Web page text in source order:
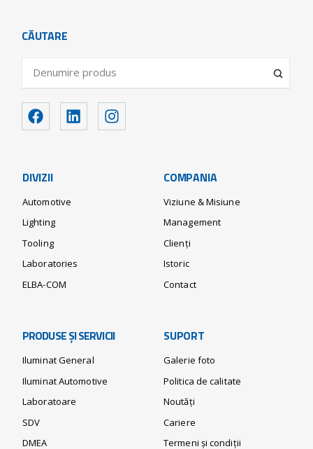
CĂUTARE
DIVIZII
Automotive
Lighting
Tooling
Laboratories
ELBA-COM
COMPANIA
Viziune & Misiune
Management
Clienți
Istoric
Contact
PRODUSE ȘI SERVICII
Iluminat General
Iluminat Automotive
Laboratoare
SDV
DMEA
SUPORT
Galerie foto
Politica de calitate
Noutăți
Cariere
Termeni și condiții